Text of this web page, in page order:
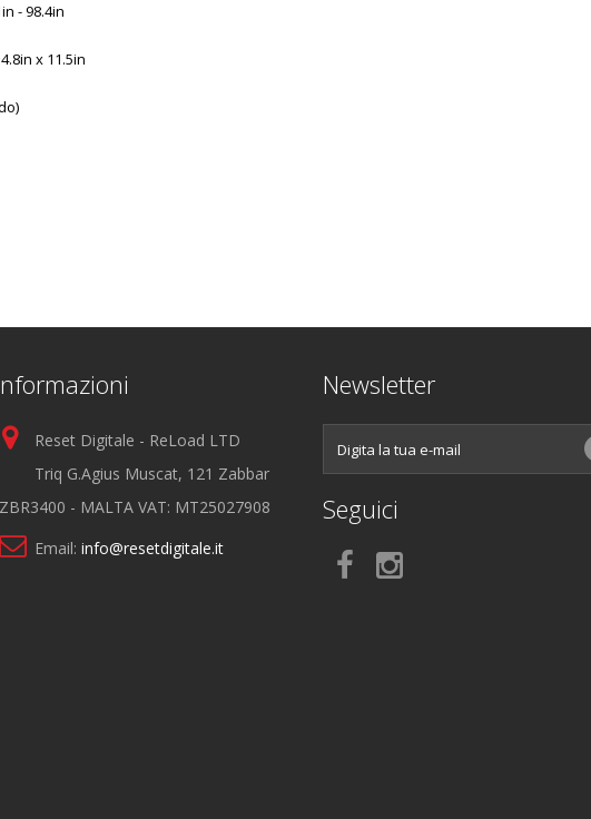
- 98.4in
x 11.5in
Reset Digitale - ReLoad LTD
Triq G.Agius Muscat, 121 Zabbar
ZBR3400 - MALTA VAT: MT25027908
Email: info@resetdigitale.it
Newsletter
Seguici